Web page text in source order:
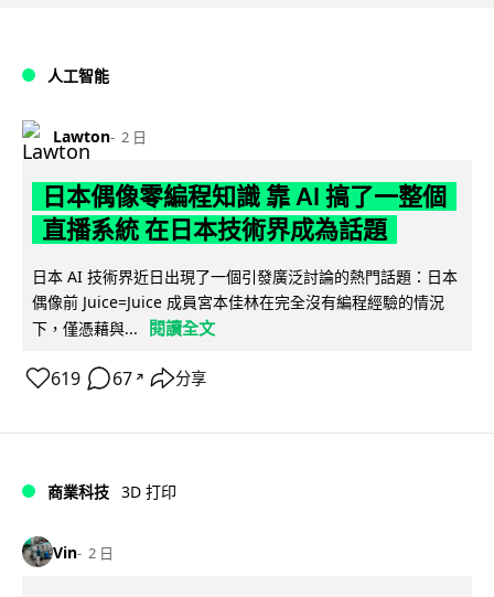
人工智能
Lawton 2 日
日本偶像零編程知識 靠 AI 搞了一整個
直播系統 在日本技術界成為話題
日本 AI 技術界近日出現了一個引發廣泛討論的熱門話題：日本
偶像前 Juice=Juice 成員宮本佳林在完全沒有編程經驗的情況
下，僅憑藉與...
閱讀全文
619 67 ↗ 分享
商業科技 3D 打印
Vin 2 日